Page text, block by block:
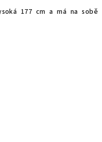
177 cm a má na sobě